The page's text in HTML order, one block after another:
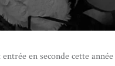
en seconde cette année